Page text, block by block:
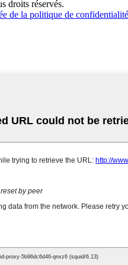
droits réservés.
de la politique de confidentialité